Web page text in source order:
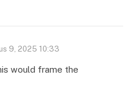
9, 2025 10:33
would frame the